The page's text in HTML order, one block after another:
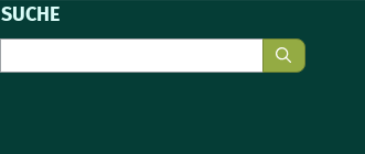
SUCHE